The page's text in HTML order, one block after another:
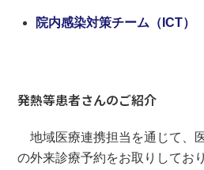
院内感染対策チーム（ICT）
発熱等患者さんのご紹介
地域医療連携担当を通じて、
の外来診療予約をお取りしてお